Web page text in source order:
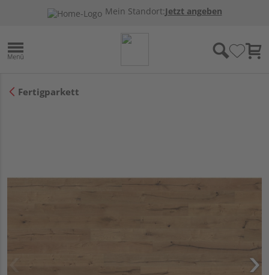
Mein Standort:Jetzt angeben
Fertigparkett